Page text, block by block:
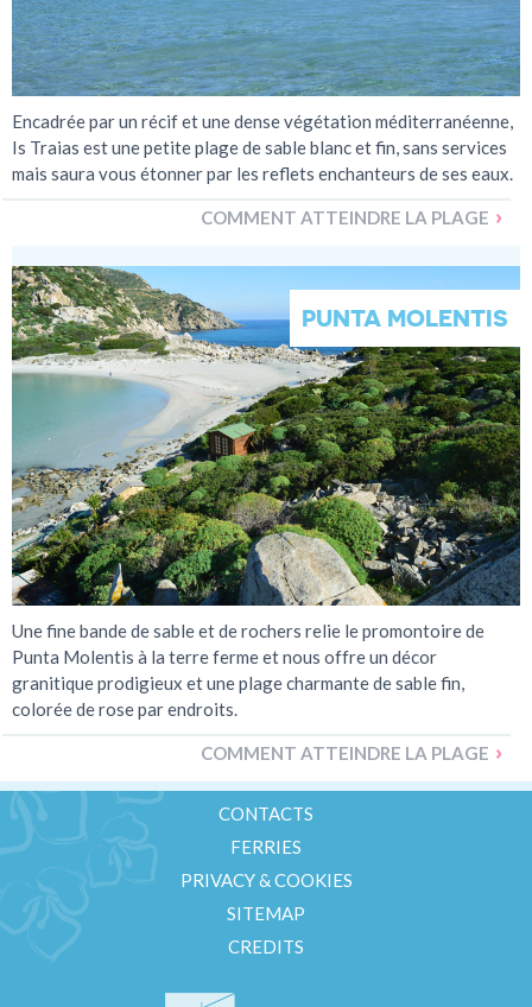
Encadrée par un récif et une dense végétation méditerranéenne,
Is Traias est une petite plage de sable blanc et fin, sans services
mais saura vous étonner par les reflets enchanteurs de ses eaux.
COMMENT ATTEINDRE LA PLAGE
PUNTA MOLENTIS
Une fine bande de sable et de rochers relie le promontoire de
Punta Molentis à la terre ferme et nous offre un décor
granitique prodigieux et une plage charmante de sable fin,
colorée de rose par endroits.
COMMENT ATTEINDRE LA PLAGE
CONTACTS
FERRIES
PRIVACY & COOKIES
SITEMAP
CREDITS